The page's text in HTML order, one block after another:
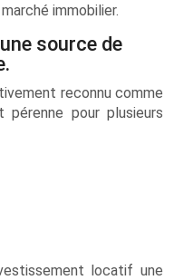
immobilier.
source de
reconnu comme
pour plusieurs
locatif une